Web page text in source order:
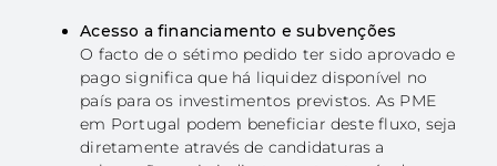
Acesso a financiamento e subvenções
O facto de o sétimo pedido ter sido aprovado e
pago significa que há liquidez disponível no
país para os investimentos previstos. As PME
em Portugal podem beneficiar deste fluxo, seja
diretamente através de candidaturas a